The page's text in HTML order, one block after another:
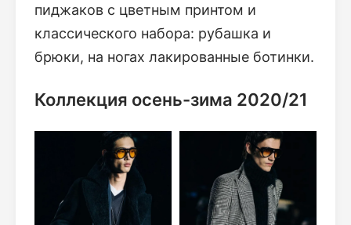
пиджаков с цветным принтом и
классического набора: рубашка и
брюки, на ногах лакированные ботинки.
Коллекция осень-зима 2020/21